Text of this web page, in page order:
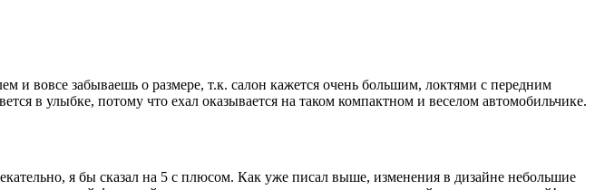
и вовсе забываешь о размере, т.к. салон кажется очень большим, локтями с передним
в улыбке, потому что ехал оказывается на таком компактном и веселом автомобильчике.
я бы сказал на 5 с плюсом. Как уже писал выше, изменения в дизайне небольшие